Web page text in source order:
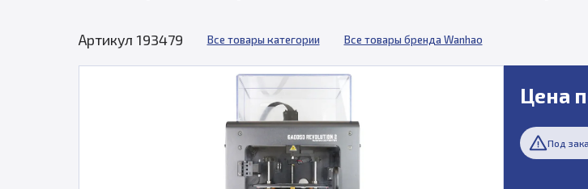
Артикул 193479 Все товары категории Все товары бренда Wanhao
Цена
Под